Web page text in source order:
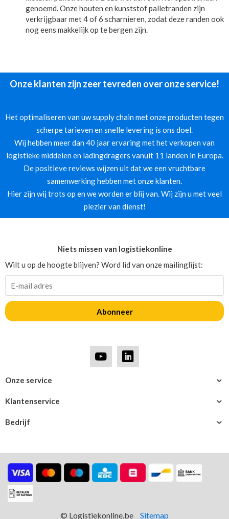
genoemd. Onze houten en kunststof palletranden zijn
verkrijgbaar met 4 of 6 scharnieren, zodat deze randen ook
nog eens makkelijk op te bergen zijn.
Onze klanten zijn zeer tevreden over onze service!
Het optimaliseren van uw supply chain met onze producten tegen
scherpe tarieven en snelle levering is ons doel.
Wij hebben meer dan 40 jaar ervaring met het verkopen van
logistieke middelen en ladingdragers vanuit 11 landen in Europa.
De positieve reviews wijzen uit dat we een vruchtbare
samenwerking hebben met onze klanten.
Hier zijn wij trots op en we worden er blij van. Wij zijn u met veel
plezier van dienst!
Bedrijf
Klantenservice
Onze service
Niets missen van logistiekonline
Wilt u op de hoogte blijven? Word lid van onze mailinglijst:
Abonneer
© Logistiekonline.be Sitemap